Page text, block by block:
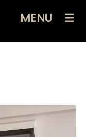
MENU